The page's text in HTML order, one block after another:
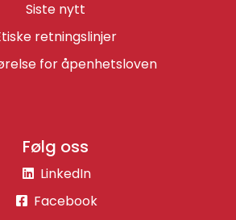
Siste nytt
retningslinjer
for åpenhetsloven
Følg oss
LinkedIn
Facebook